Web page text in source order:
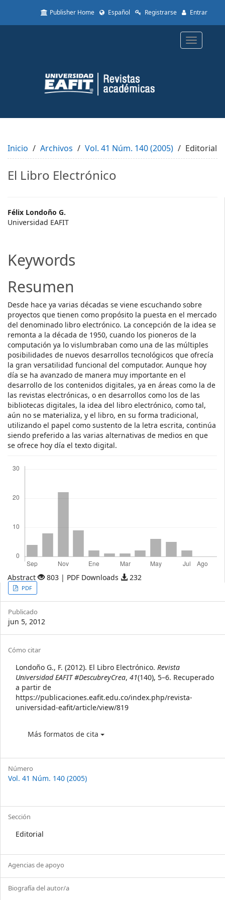
to
Content
Sidebar
Publisher Home Español Registrarse Entrar
Toggle
Inicio Archivos Vol. 41 Núm. 140 (2005) Editorial
El Libro Electrónico
Main
Article
Félix Londoño G.
Universidad EAFIT
Keywords
Resumen
Desde hace ya varias décadas se viene escuchando sobre
proyectos que tienen como propósito la puesta en el mercado
del denominado libro electrónico. La concepción de la idea se
remonta a la década de 1950, cuando los pioneros de la
computación ya lo vislumbraban como una de las múltiples
posibilidades de nuevos desarrollos tecnológicos que ofrecía
la gran versatilidad funcional del computador. Aunque hoy
día se ha avanzado de manera muy importante en el
desarrollo de los contenidos digitales, ya en áreas como la de
las revistas electrónicas, o en desarrollos como los de las
bibliotecas digitales, la idea del libro electrónico, como tal,
aún no se materializa, y el libro, en su forma tradicional,
utilizando el papel como sustento de la letra escrita, continúa
siendo preferido a las varias alternativas de medios en que
se ofrece hoy día el texto digital.
Abstract 803 | PDF Downloads 232
Article
Sidebar
PDF
Publicado
jun 5, 2012
Article
Details
Cómo citar
Londoño G., F. (2012). El Libro Electrónico. Revista
Universidad EAFIT #DescubreyCrea, 41(140), 5–6. Recuperado
a partir de
https://publicaciones.eafit.edu.co/index.php/revista-
universidad-eafit/article/view/819
Más formatos de cita
Número
Vol. 41 Núm. 140 (2005)
Sección
Editorial
Agencias de apoyo
Biografía del autor/a